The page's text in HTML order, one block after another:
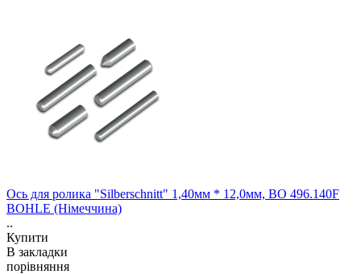
Ось для ролика "Silberschnitt" 1,40мм * 12,0мм, ВО 496.140F
BOHLE (Німеччина)
..
Купити
В закладки
порівняння